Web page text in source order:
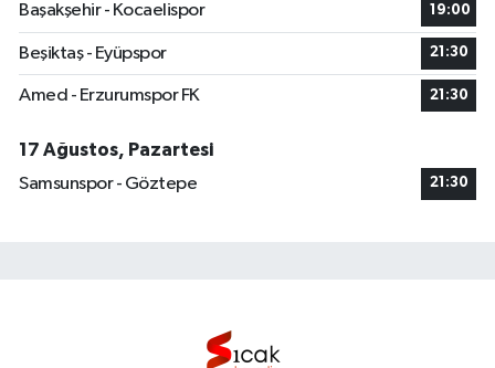
Başakşehir - Kocaelispor
19:00
Beşiktaş - Eyüpspor 21:30
Amed - Erzurumspor FK 21:30
17 Ağustos, Pazartesi
Samsunspor - Göztepe
21:30